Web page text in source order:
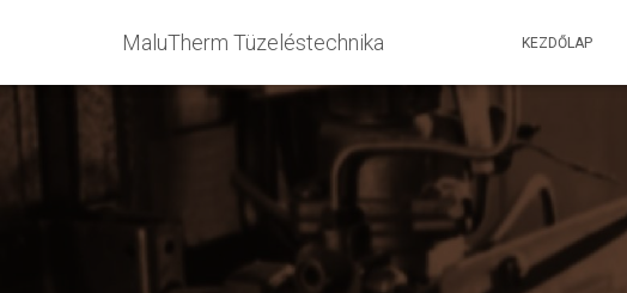
MaluTherm Tüzeléstechnika KEZDŐLAP